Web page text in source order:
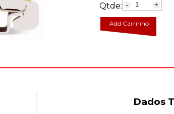
Qtde: - +
Add Carrinho
Dados